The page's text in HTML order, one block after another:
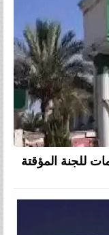
للجنة المؤقتة